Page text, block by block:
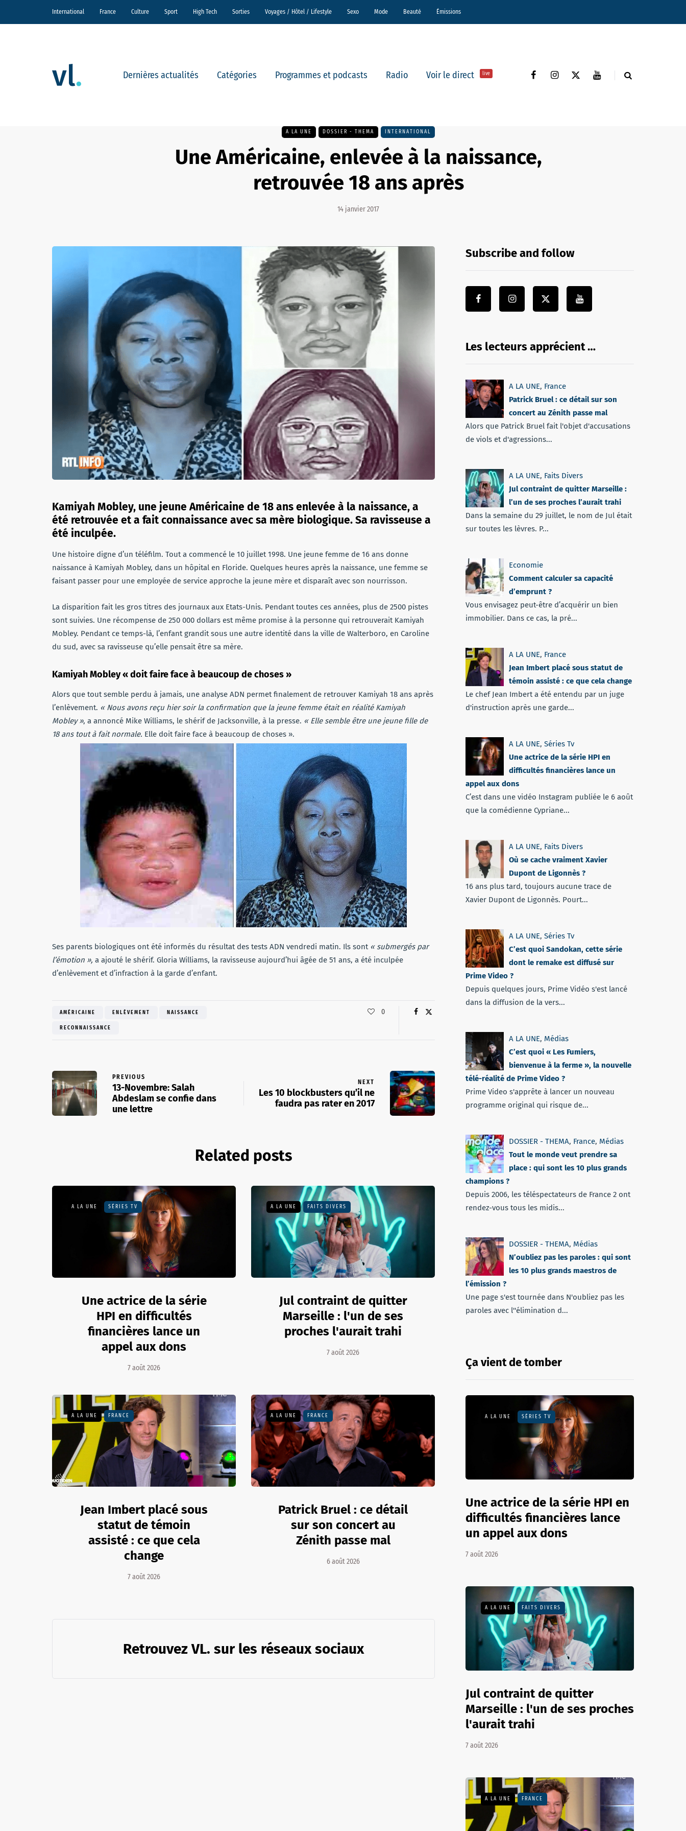
International France Culture Sport High Tech Sorties Voyages / Hôtel / Lifestyle Sexo Mode Beauté Émissions
Dernières actualités Catégories Programmes et podcasts Radio Voir le direct live
A LA UNE DOSSIER - THEMA INTERNATIONAL
Une Américaine, enlevée à la naissance,
retrouvée 18 ans après
14 janvier 2017
Kamiyah Mobley, une jeune Américaine de 18 ans enlevée à la naissance, a
été retrouvée et a fait connaissance avec sa mère biologique. Sa ravisseuse a
été inculpée.
Une histoire digne d’un téléfilm. Tout a commencé le 10 juillet 1998. Une jeune femme de 16 ans donne
naissance à Kamiyah Mobley, dans un hôpital en Floride. Quelques heures après la naissance, une femme se
faisant passer pour une employée de service approche la jeune mère et disparaît avec son nourrisson.
La disparition fait les gros titres des journaux aux Etats-Unis. Pendant toutes ces années, plus de 2500 pistes
sont suivies. Une récompense de 250 000 dollars est même promise à la personne qui retrouverait Kamiyah
Mobley. Pendant ce temps-là, l’enfant grandit sous une autre identité dans la ville de Walterboro, en Caroline
du sud, avec sa ravisseuse qu’elle pensait être sa mère.
Kamiyah Mobley « doit faire face à beaucoup de choses »
Alors que tout semble perdu à jamais, une analyse ADN permet finalement de retrouver Kamiyah 18 ans après
l’enlèvement. « Nous avons reçu hier soir la confirmation que la jeune femme était en réalité Kamiyah
Mobley », a annoncé Mike Williams, le shérif de Jacksonville, à la presse. « Elle semble être une jeune fille de
18 ans tout à fait normale. Elle doit faire face à beaucoup de choses ».
Ses parents biologiques ont été informés du résultat des tests ADN vendredi matin. Ils sont « submergés par
l’émotion », a ajouté le shérif. Gloria Williams, la ravisseuse aujourd’hui âgée de 51 ans, a été inculpée
d’enlèvement et d’infraction à la garde d’enfant.
AMÉRICAINE ENLÈVEMENT NAISSANCE
RECONNAISSANCE
0
PREVIOUS
13-Novembre: Salah
Abdeslam se confie dans
une lettre
NEXT
Les 10 blockbusters qu’il ne
faudra pas rater en 2017
Related posts
A LA UNE SÉRIES TV
Une actrice de la série
HPI en difficultés
financières lance un
appel aux dons
7 août 2026
A LA UNE FAITS DIVERS
Jul contraint de quitter
Marseille : l'un de ses
proches l'aurait trahi
7 août 2026
A LA UNE FRANCE
Jean Imbert placé sous
statut de témoin
assisté : ce que cela
change
7 août 2026
A LA UNE FRANCE
Patrick Bruel : ce détail
sur son concert au
Zénith passe mal
6 août 2026
Retrouvez VL. sur les réseaux sociaux
Subscribe and follow
Les lecteurs apprécient …
A LA UNE, France
Patrick Bruel : ce détail sur son
concert au Zénith passe mal
Alors que Patrick Bruel fait l'objet d'accusations
de viols et d'agressions...
A LA UNE, Faits Divers
Jul contraint de quitter Marseille :
l’un de ses proches l’aurait trahi
Dans la semaine du 29 juillet, le nom de Jul était
sur toutes les lèvres. P...
Economie
Comment calculer sa capacité
d’emprunt ?
Vous envisagez peut-être d’acquérir un bien
immobilier. Dans ce cas, la pré...
A LA UNE, France
Jean Imbert placé sous statut de
témoin assisté : ce que cela change
Le chef Jean Imbert a été entendu par un juge
d'instruction après une garde...
A LA UNE, Séries Tv
Une actrice de la série HPI en
difficultés financières lance un
appel aux dons
C’est dans une vidéo Instagram publiée le 6 août
que la comédienne Cypriane...
A LA UNE, Faits Divers
Où se cache vraiment Xavier
Dupont de Ligonnès ?
16 ans plus tard, toujours aucune trace de
Xavier Dupont de Ligonnès. Pourt...
A LA UNE, Séries Tv
C’est quoi Sandokan, cette série
dont le remake est diffusé sur
Prime Video ?
Depuis quelques jours, Prime Vidéo s'est lancé
dans la diffusion de la vers...
A LA UNE, Médias
C’est quoi « Les Fumiers,
bienvenue à la ferme », la nouvelle
télé-réalité de Prime Video ?
Prime Video s'apprête à lancer un nouveau
programme original qui risque de...
DOSSIER - THEMA, France, Médias
Tout le monde veut prendre sa
place : qui sont les 10 plus grands
champions ?
Depuis 2006, les téléspectateurs de France 2 ont
rendez-vous tous les midis...
DOSSIER - THEMA, Médias
N’oubliez pas les paroles : qui sont
les 10 plus grands maestros de
l’émission ?
Une page s'est tournée dans N'oubliez pas les
paroles avec l''élimination d...
Ça vient de tomber
A LA UNE SÉRIES TV
Une actrice de la série HPI en
difficultés financières lance
un appel aux dons
7 août 2026
A LA UNE FAITS DIVERS
Jul contraint de quitter
Marseille : l'un de ses proches
l'aurait trahi
7 août 2026
A LA UNE FRANCE